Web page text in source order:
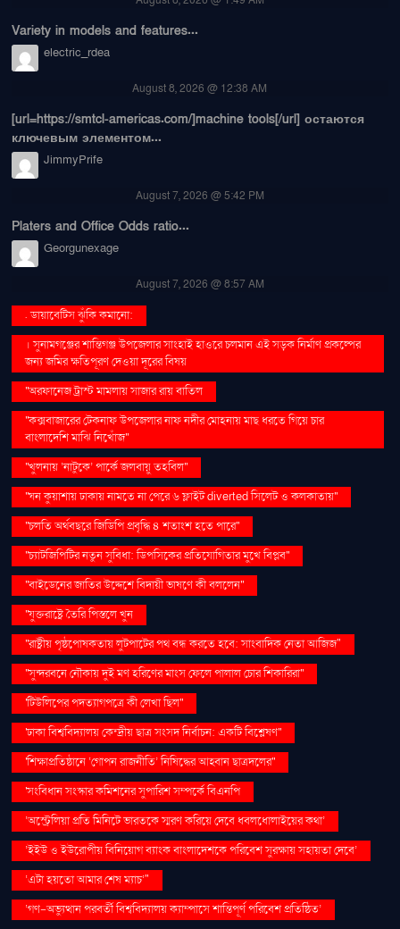
Variety in models and features...
electric_rdea
August 8, 2026 @ 12:38 AM
[url=https://smtcl-americas.com/]machine tools[/url] остаются
ключевым элементом...
JimmyPrife
August 7, 2026 @ 5:42 PM
Platers and Office Odds ratio...
Georgunexage
August 7, 2026 @ 8:57 AM
. ডায়াবেটিস ঝুঁকি কমানো:
। সুনামগঞ্জের শান্তিগঞ্জ উপজেলার সাংহাই হাওরে চলমান এই সড়ক নির্মাণ প্রকল্পের
জন্য জমির ক্ষতিপূরণ দেওয়া দূরের বিষয়
''অরফানেজ ট্রাস্ট মামলায় সাজার রায় বাতিল
''কক্সবাজারের টেকনাফ উপজেলার নাফ নদীর মোহনায় মাছ ধরতে গিয়ে চার
বাংলাদেশি মাঝি নিখোঁজ''
''খুলনায় ‘নাটুকে’ পার্কে জলবায়ু তহবিল''
''ঘন কুয়াশায় ঢাকায় নামতে না পেরে ৬ ফ্লাইট diverted সিলেট ও কলকাতায়''
''চলতি অর্থবছরে জিডিপি প্রবৃদ্ধি ৪ শতাংশ হতে পারে''
''চ্যাটজিপিটির নতুন সুবিধা: ডিপসিকের প্রতিযোগিতার মুখে বিপ্লব''
''বাইডেনের জাতির উদ্দেশে বিদায়ী ভাষণে কী বললেন''
''যুক্তরাষ্ট্রে তৈরি পিস্তলে খুন
''রাষ্ট্রীয় পৃষ্ঠপোষকতায় লুটপাটের পথ বন্ধ করতে হবে: সাংবাদিক নেতা আজিজ"
''সুন্দরবনে নৌকায় দুই মণ হরিণের মাংস ফেলে পালাল চোর শিকারিরা''
'টিউলিপের পদত্যাগপত্রে কী লেখা ছিল''
'ঢাকা বিশ্ববিদ্যালয় কেন্দ্রীয় ছাত্র সংসদ নির্বাচন: একটি বিশ্লেষণ''
'শিক্ষাপ্রতিষ্ঠানে ‘গোপন রাজনীতি’ নিষিদ্ধের আহ্বান ছাত্রদলের''
'সংবিধান সংস্কার কমিশনের সুপারিশ সম্পর্কে বিএনপি
‘অস্ট্রেলিয়া প্রতি মিনিটে ভারতকে স্মরণ করিয়ে দেবে ধবলধোলাইয়ের কথা’
‘ইইউ ও ইউরোপীয় বিনিয়োগ ব্যাংক বাংলাদেশকে পরিবেশ সুরক্ষায় সহায়তা দেবে’
‘এটা হয়তো আমার শেষ ম্যাচ’"
‘গণ–অভ্যুত্থান পরবর্তী বিশ্ববিদ্যালয় ক্যাম্পাসে শান্তিপূর্ণ পরিবেশ প্রতিষ্ঠিত’